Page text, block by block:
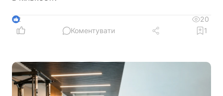
2
20
Коментувати
1